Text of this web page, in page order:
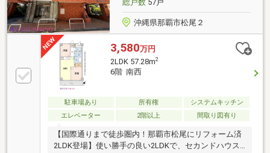
総戸数57戸
沖縄県那覇市松尾２
3,580万円
2LDK 57.28m2
6階 南西
駐車場あり 所有権
システムキッチン
エレベーター
2階以上 間取り図有り
【国際通りまで徒歩圏内！那覇市松尾にリフォーム済
2LDK登場】使い勝手の良い2LDKで、セカンドハウス